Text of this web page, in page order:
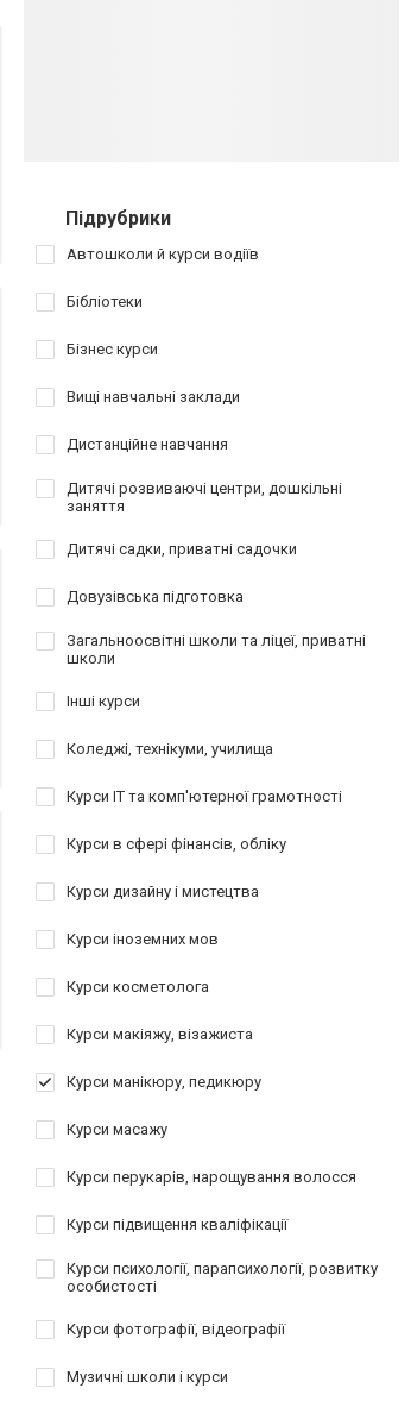
Підрубрики
Автошколи й курси водіїв
Бібліотеки
Бізнес курси
Вищі навчальні заклади
Дистанційне навчання
Дитячі розвиваючі центри, дошкільні
заняття
Дитячі садки, приватні садочки
Довузівська підготовка
Загальноосвітні школи та ліцеї, приватні
школи
Інші курси
Коледжі, технікуми, училища
Курси IT та комп'ютерної грамотності
Курси в сфері фінансів, обліку
Курси дизайну і мистецтва
Курси іноземних мов
Курси косметолога
Курси макіяжу, візажиста
Курси манікюру, педикюру
Курси масажу
Курси перукарів, нарощування волосся
Курси підвищення кваліфікації
Курси психології, парапсихології, розвитку
особистості
Курси фотографії, відеографії
Музичні школи і курси